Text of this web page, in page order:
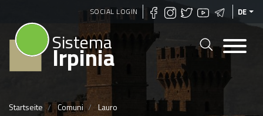
Direkt
zum
SOCIAL LOGIN DE
Sistema
Irpinia
Startseite Comuni Lauro